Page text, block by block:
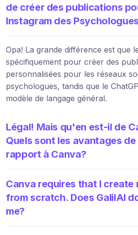
de créer des publications
Instagram des
Opa! La grande différence est que
spécifiquement pour créer des
personnalisées pour les réseaux
psychologues, tandis que le
modèle de langage général.
Légal! Mais qu'en est-il de
Quels sont les avantages de
rapport à Canva?
Canva requires that I create
from scratch. Does GalilAI
me?